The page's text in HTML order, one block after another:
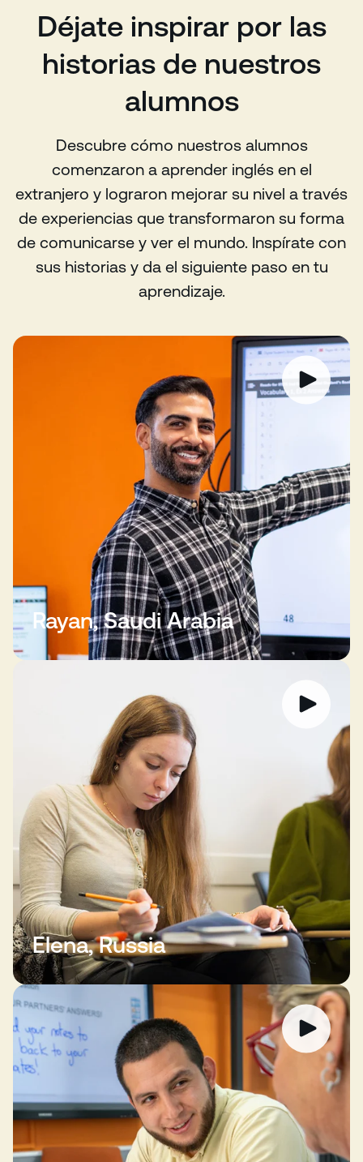
Déjate inspirar por las
historias de nuestros
alumnos
Descubre cómo nuestros alumnos
comenzaron a aprender inglés en el
extranjero y lograron mejorar su nivel a través
de experiencias que transformaron su forma
de comunicarse y ver el mundo. Inspírate con
sus historias y da el siguiente paso en tu
aprendizaje.
Rayan, Saudi Arabia
Elena, Russia